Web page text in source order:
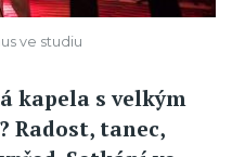
ve studiu
kapela s velkým
Radost, tanec,